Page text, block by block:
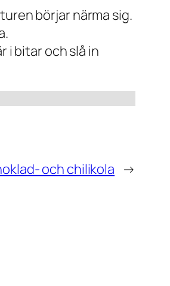
börjar närma sig.
i bitar och slå in
och chilikola →